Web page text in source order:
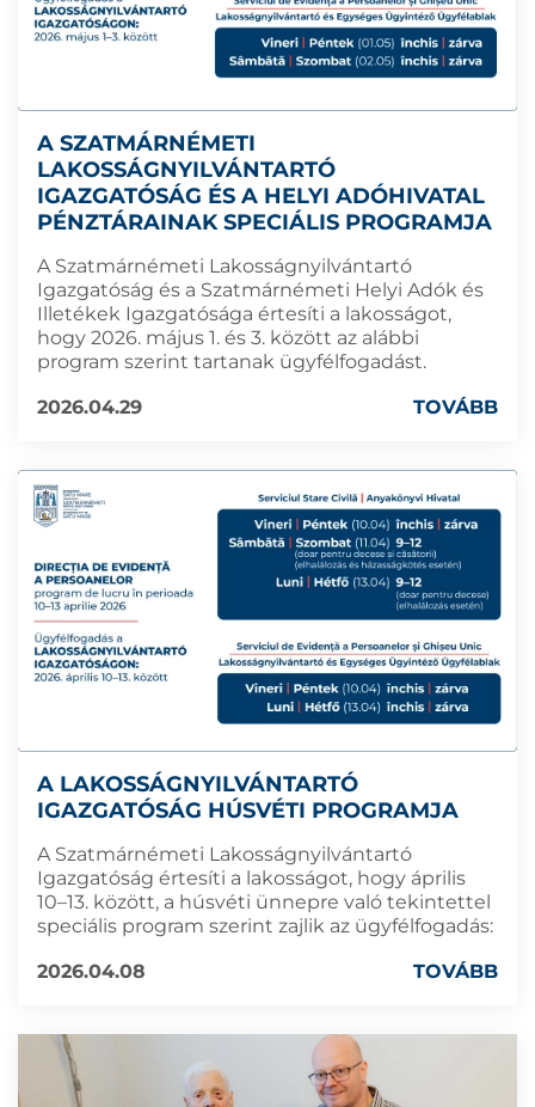
A SZATMÁRNÉMETI
LAKOSSÁGNYILVÁNTARTÓ
IGAZGATÓSÁG ÉS A HELYI ADÓHIVATAL
PÉNZTÁRAINAK SPECIÁLIS PROGRAMJA
A Szatmárnémeti Lakosságnyilvántartó
Igazgatóság és a Szatmárnémeti Helyi Adók és
Illetékek Igazgatósága értesíti a lakosságot,
hogy 2026. május 1. és 3. között az alábbi
program szerint tartanak ügyfélfogadást.
2026.04.29
TOVÁBB
A LAKOSSÁGNYILVÁNTARTÓ
IGAZGATÓSÁG HÚSVÉTI PROGRAMJA
A Szatmárnémeti Lakosságnyilvántartó
Igazgatóság értesíti a lakosságot, hogy április
10–13. között, a húsvéti ünnepre való tekintettel
speciális program szerint zajlik az ügyfélfogadás:
2026.04.08
TOVÁBB